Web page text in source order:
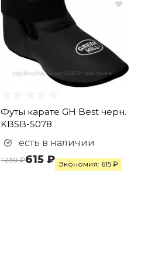
Футы карате GH Best черн.
KBSB-5078
есть в наличии
1 230 ₽615 ₽ Экономия: 615 ₽